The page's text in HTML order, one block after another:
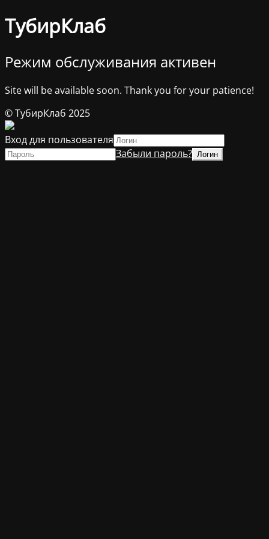
ТубирКлаб
Режим обслуживания активен
Site will be available soon. Thank you for your patience!
© ТубирКлаб 2025
Вход для пользователя
Забыли пароль?